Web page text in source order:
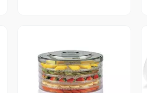
Vista Previa